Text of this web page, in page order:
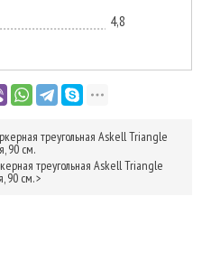
4,8
треугольная Askell Triangle
90 см.
треугольная Askell Triangle
90 см.>